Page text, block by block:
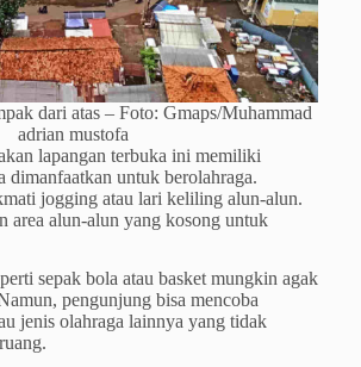
dari atas – Foto: Gmaps/Muhammad
adrian mustofa
lapangan terbuka ini memiliki
dimanfaatkan untuk berolahraga.
jogging atau lari keliling alun-alun.
area alun-alun yang kosong untuk
sepak bola atau basket mungkin agak
pengunjung bisa mencoba
jenis olahraga lainnya yang tidak